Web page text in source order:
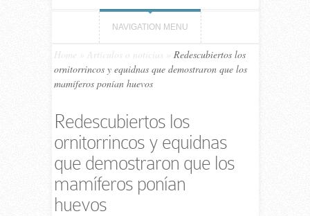
NAVIGATION MENU
Home Artículos o noticias
Redescubiertos los
ornitorrincos y equidnas que demostraron que los
mamíferos ponían huevos
Redescubiertos los
ornitorrincos y equidnas
que demostraron que los
mamíferos ponían
huevos